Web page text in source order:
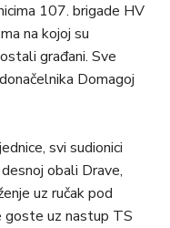
107. brigade HV
na kojoj su
građani. Sve
Domagoj
svi sudionici
obali Drave,
uz ručak pod
goste uz nastup TS